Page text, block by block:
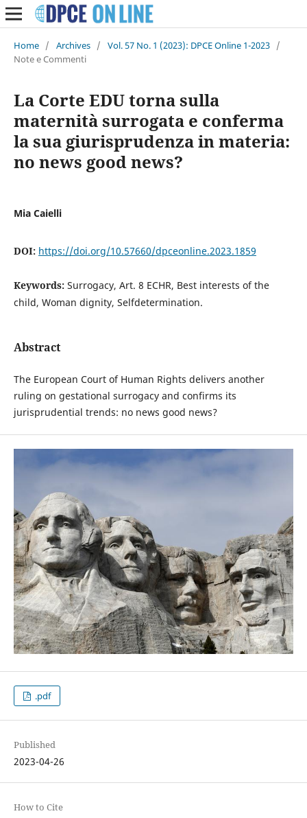
Home / Archives / Vol. 57 No. 1 (2023): DPCE Online 1-2023 /
Note e Commenti
La Corte EDU torna sulla
maternità surrogata e conferma
la sua giurisprudenza in materia:
no news good news?
Mia Caielli
DOI: https://doi.org/10.57660/dpceonline.2023.1859
Keywords: Surrogacy, Art. 8 ECHR, Best interests of the
child, Woman dignity, Selfdetermination.
Abstract
The European Court of Human Rights delivers another
ruling on gestational surrogacy and confirms its
jurisprudential trends: no news good news?
.pdf
Published
2023-04-26
How to Cite